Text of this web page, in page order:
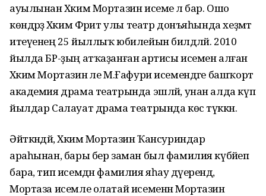
ауылынан Хәким Мортазин исеме лә бар. Ошо
көндәрҙә Хәким Фәрит улы театр донъяһында хеҙмәт
итеүенең 25 йыллыҡ юбилейын билдәләй. 2010
йылда БР-ҙың атҡаҙанған артисы исемен алған
Хәким Мортазин әле М.Ғафури исемендәге башҡорт
академия драма театрында эшләй, унан алда күп
йылдар Салауат драма театрында көс түккән.
Әйткәндәй, Хәким Мортазин Ҡансуриндар
араһынан, бары бер заман был фамилия күбәйеп
бара, тип исемдән фамилия яһау дәүерендә,
Мортаза исемле олатай исеменән Мортазин